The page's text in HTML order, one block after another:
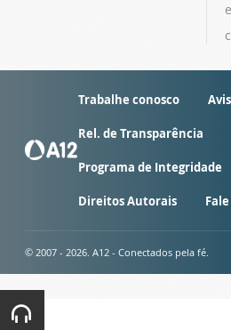
Trabalhe conosco
Rel. de Transparência
Programa de Integridade
Direitos Autorais
© 2007 - 2026. A12 - Conectados pela fé.